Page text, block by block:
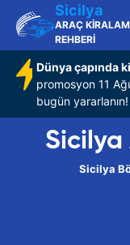
Sicilya
ARAÇ
REHBERİ
Dünya çapında
promosyon 11
bugün yararlanın!
Sicilya